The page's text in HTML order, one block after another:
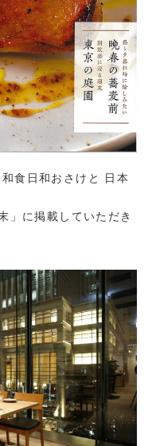
食日和おさけと 日本
」に掲載していただき